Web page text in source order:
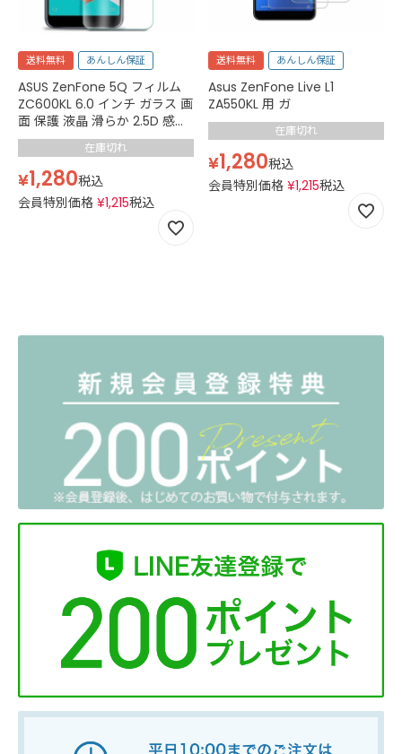
送料無料 あんしん保証
ASUS ZenFone 5Q フィルム
ZC600KL 6.0 インチ ガラス 画
面 保護 液晶 滑らか 2.5D 感度
良好 硬度 9H クリア
在庫切れ
¥1,280税込
会員特別価格 ¥1,215税込
送料無料 あんしん保証
Asus ZenFone Live L1
ZA550KL 用 ガ
在庫切れ
¥1,280税込
会員特別価格 ¥1,215税込